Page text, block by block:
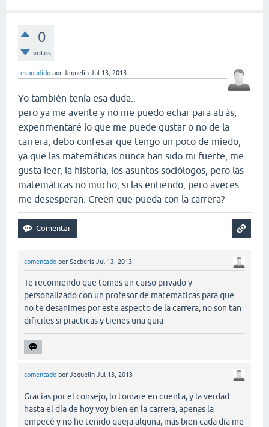
0
votos
respondido por Jaquelin Jul 13, 2013
Yo también tenía esa duda..
pero ya me avente y no me puedo echar para atrás,
experimentaré lo que me puede gustar o no de la
carrera, debo confesar que tengo un poco de miedo,
ya que las matemáticas nunca han sido mi fuerte, me
gusta leer, la historia, los asuntos sociólogos, pero las
matemáticas no mucho, si las entiendo, pero aveces
me desesperan. Creen que pueda con la carrera?
comentado por Sacberis Jul 13, 2013
Te recomiendo que tomes un curso privado y
personalizado con un profesor de matematicas para que
no te desanimes por este aspecto de la carrera, no son tan
dificiles si practicas y tienes una guia
comentado por Jaquelin Jul 13, 2013
Gracias por el consejo, lo tomare en cuenta, y la verdad
hasta el día de hoy voy bien en la carrera, apenas la
empecé y no he tenido queja alguna, más bien cada día me